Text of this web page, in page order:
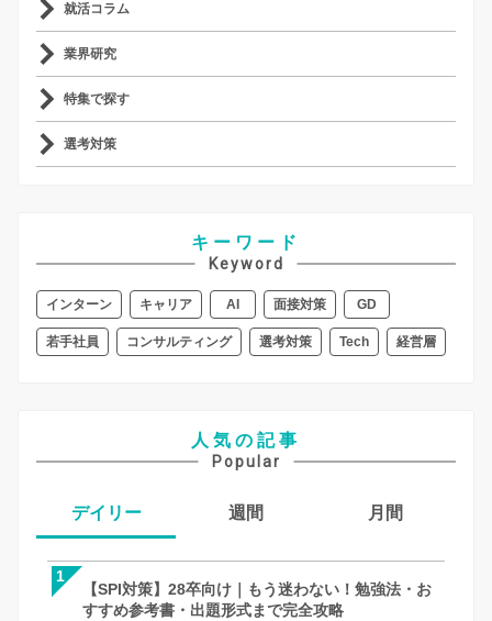
就活コラム
業界研究
特集で探す
選考対策
キーワード
Keyword
インターン キャリア AI 面接対策 GD
若手社員 コンサルティング 選考対策 Tech 経営層
人気の記事
Popular
デイリー
1
【SPI対策】28卒向け｜もう迷わない！勉強法・お
すすめ参考書・出題形式まで完全攻略
週間
【SPI対策】28卒向け｜もう迷わない！
すすめ参考書・出題形式まで完全攻略
月間
【面接対策】一次・二次・最終面接の「
全攻略！何個聞く？メモはOK？就活での